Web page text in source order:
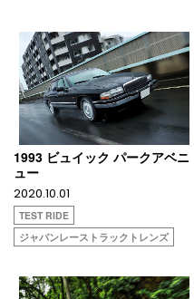
1993 ビュイック パークアベニ
ュー
2020.10.01
TEST RIDE
ジャパンレーストラックトレンズ